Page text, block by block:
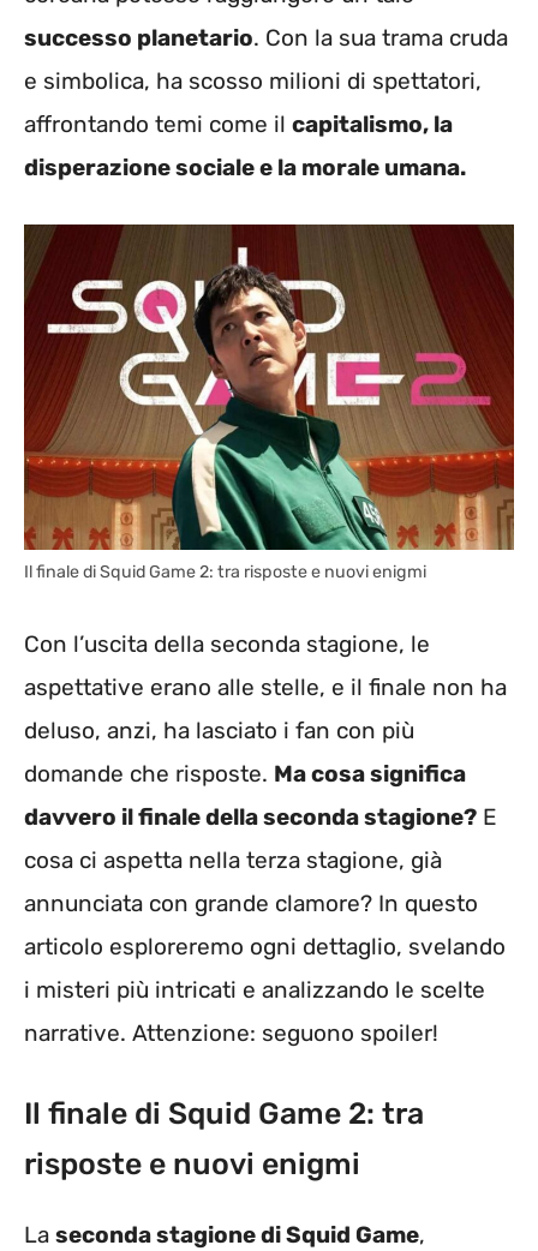
successo planetario. Con la sua trama cruda
e simbolica, ha scosso milioni di spettatori,
affrontando temi come il capitalismo, la
disperazione sociale e la morale umana.
Il finale di Squid Game 2: tra risposte e nuovi enigmi
Con l’uscita della seconda stagione, le
aspettative erano alle stelle, e il finale non ha
deluso, anzi, ha lasciato i fan con più
domande che risposte. Ma cosa significa
davvero il finale della seconda stagione? E
cosa ci aspetta nella terza stagione, già
annunciata con grande clamore? In questo
articolo esploreremo ogni dettaglio, svelando
i misteri più intricati e analizzando le scelte
narrative. Attenzione: seguono spoiler!
Il finale di Squid Game 2: tra
risposte e nuovi enigmi
La seconda stagione di Squid Game,